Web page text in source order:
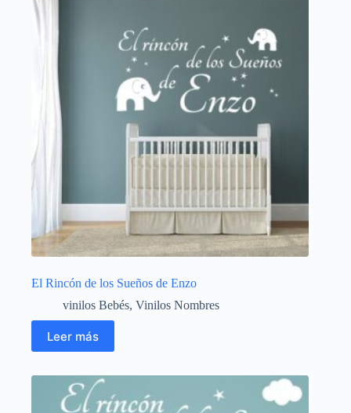
El Rincón de los Sueños de Enzo
vinilos Bebés, Vinilos Nombres
Leer más